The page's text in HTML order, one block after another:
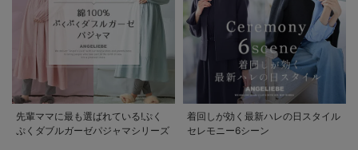
先輩ママに最も選ばれている!ぷく
ぷくダブルガーゼパジャマシリーズ
着回しが効く最新ハレの日スタイル
セレモニー6シーン